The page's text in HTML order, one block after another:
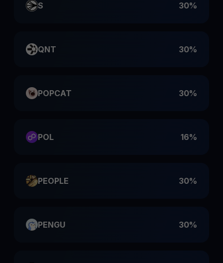
S 30%
QNT 30%
POPCAT 30%
POL 16%
PEOPLE 30%
PENGU 30%